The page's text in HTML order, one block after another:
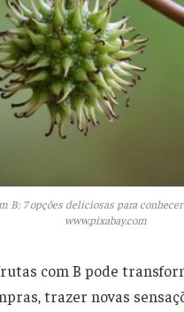
B: 7 opções deliciosas para
www.pixabay.com
com B pode
trazer novas